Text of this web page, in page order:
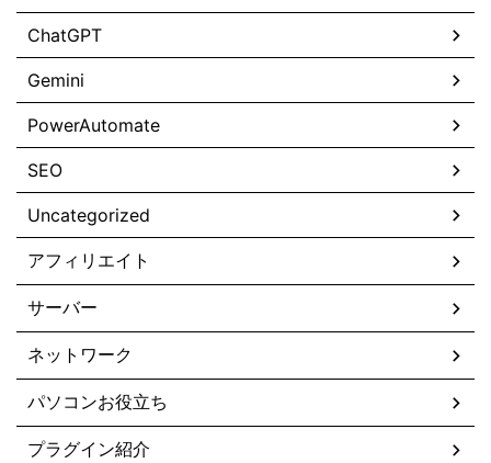
ChatGPT
Gemini
PowerAutomate
SEO
Uncategorized
アフィリエイト
サーバー
ネットワーク
パソコンお役立ち
プラグイン紹介